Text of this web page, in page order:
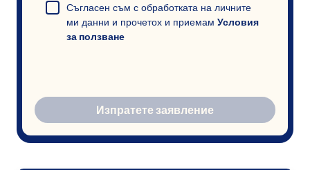
Съгласен съм с обработката на личните
ми данни и прочетох и приемам Условия
за ползване
Изпратете заявление